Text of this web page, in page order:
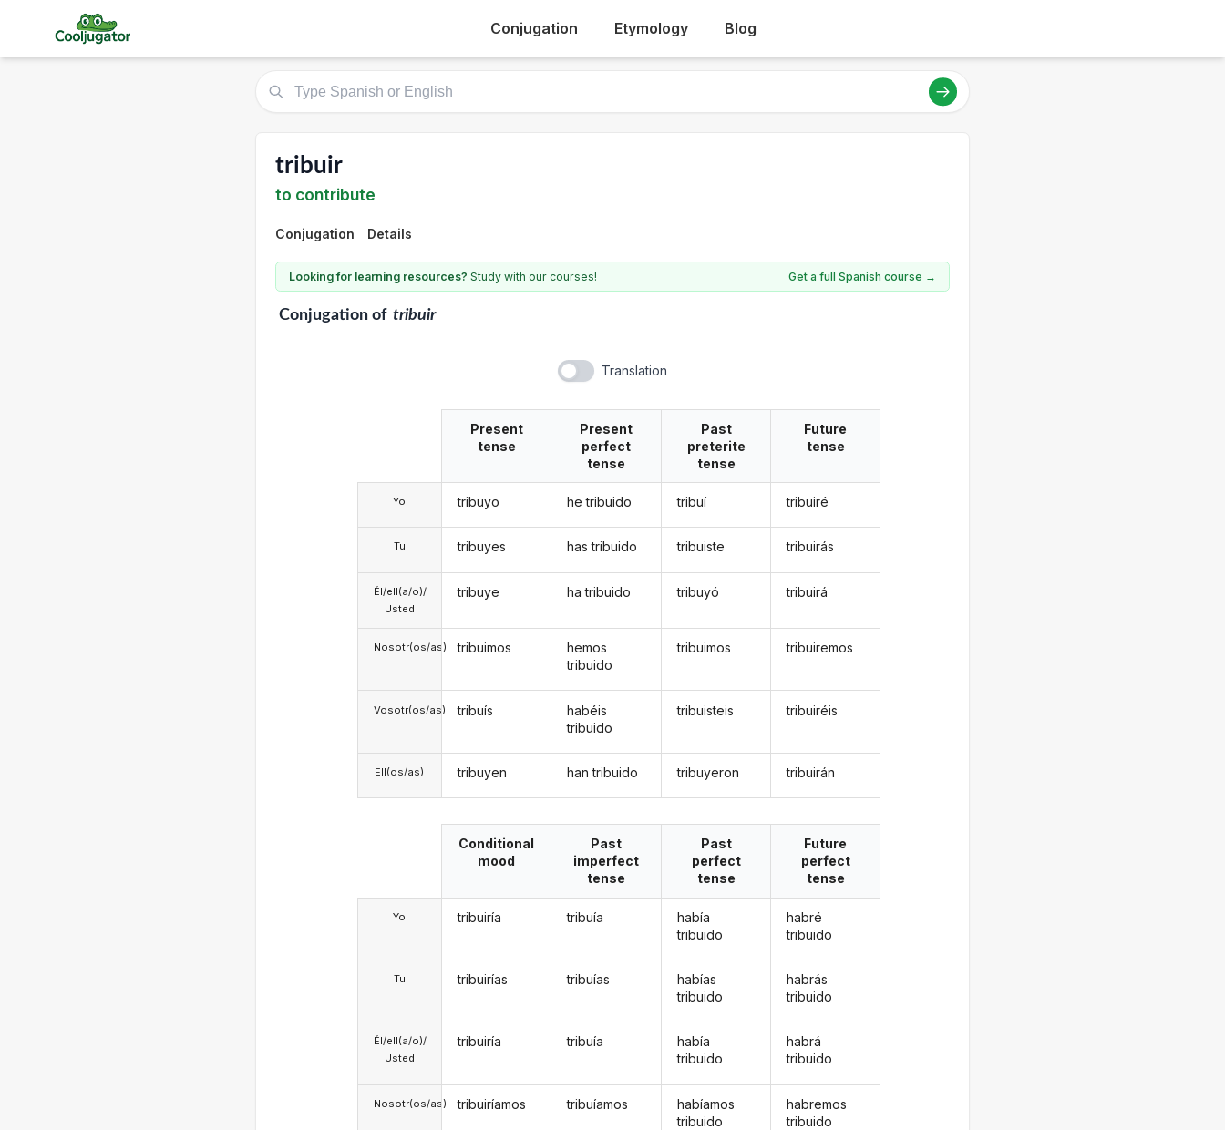
Conjugation Etymology Blog
tribuir
to contribute
Conjugation Details
Looking for learning resources? Study with our courses! Get a full Spanish course →
Conjugationof tribuir
Translation
Yo
Tu
Él/ell(a/o)/
Usted
Nosotr(os/as)
Vosotr(os/as)
Ell(os/as)
Present
tense
tribuyo
tribuyes
tribuye
tribuimos
tribuís
tribuyen
Present
perfect
tense
he tribuido
has tribuido
ha tribuido
hemos
tribuido
habéis
tribuido
han tribuido
Past
preterite
tense
tribuí
tribuiste
tribuyó
tribuimos
tribuisteis
tribuyeron
Future
tense
tribuiré
tribuirás
tribuirá
tribuiremos
tribuiréis
tribuirán
Yo
Tu
Él/ell(a/o)/
Usted
Nosotr(os/as)
Conditional
mood
tribuiría
tribuirías
tribuiría
tribuiríamos
Past
imperfect
tense
tribuía
tribuías
tribuía
tribuíamos
Past
perfect
tense
había
tribuido
habías
tribuido
había
tribuido
habíamos
tribuido
Future
perfect
tense
habré
tribuido
habrás
tribuido
habrá
tribuido
habremos
tribuido